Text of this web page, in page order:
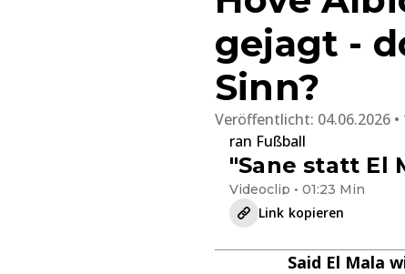
gejagt -
Sinn?
Veröffentlicht: 04.06.2026
ran Fußball
"Sane statt El
Videoclip • 01:23 Min
Link kopieren
Said El Mala